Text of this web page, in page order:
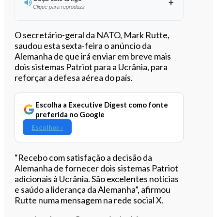
Clique para reproduzir
Ouvir este artigo
O secretário-geral da NATO, Mark Rutte,
saudou esta sexta-feira o anúncio da
Alemanha de que irá enviar em breve mais
dois sistemas Patriot para a Ucrânia, para
reforçar a defesa aérea do país.
Escolha a Executive Digest como fonte
preferida no Google
Escolher ›
“Recebo com satisfação a decisão da
Alemanha de fornecer dois sistemas Patriot
adicionais à Ucrânia. São excelentes notícias
e saúdo a liderança da Alemanha”, afirmou
Rutte numa mensagem na rede social X.